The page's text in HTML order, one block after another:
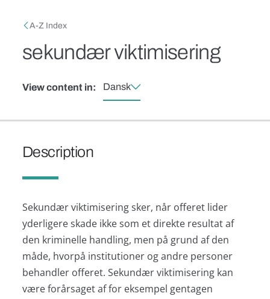
Breadcrumb
A-Z Index
sekundær viktimisering
View content in: Dansk
Description
Sekundær viktimisering sker, når offeret lider
yderligere skade ikke som et direkte resultat af
den kriminelle handling, men på grund af den
måde, hvorpå institutioner og andre personer
behandler offeret. Sekundær viktimisering kan
være forårsaget af for eksempel gentagen